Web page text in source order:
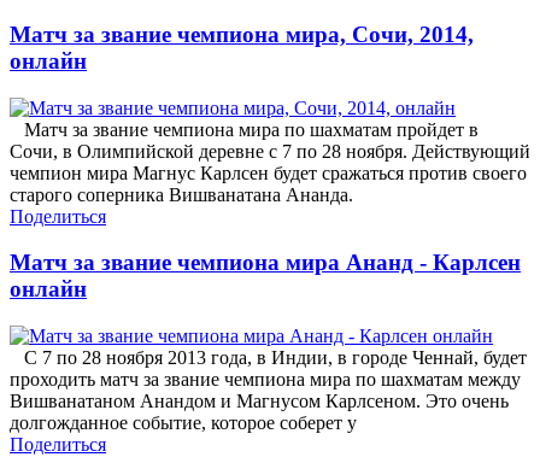
Матч за звание чемпиона мира, Сочи, 2014,
онлайн
Матч за звание чемпиона мира по шахматам пройдет в
Сочи, в Олимпийской деревне с 7 по 28 ноября. Действующий
чемпион мира Магнус Карлсен будет сражаться против своего
старого соперника Вишванатана Ананда.
Поделиться
Матч за звание чемпиона мира Ананд - Карлсен
онлайн
С 7 по 28 ноября 2013 года, в Индии, в городе Ченнай, будет
проходить матч за звание чемпиона мира по шахматам между
Вишванатаном Анандом и Магнусом Карлсеном. Это очень
долгожданное событие, которое соберет у
Поделиться